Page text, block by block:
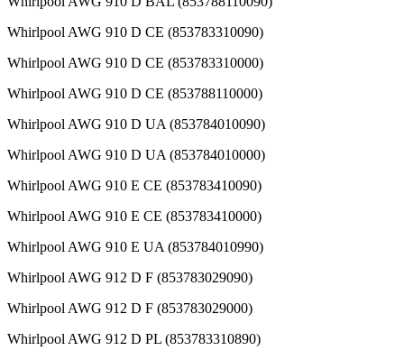
Whirlpool AWG 910 D CE (853783310090)
Whirlpool AWG 910 D CE (853783310000)
Whirlpool AWG 910 D CE (853788110000)
Whirlpool AWG 910 D UA (853784010090)
Whirlpool AWG 910 D UA (853784010000)
Whirlpool AWG 910 E CE (853783410090)
Whirlpool AWG 910 E CE (853783410000)
Whirlpool AWG 910 E UA (853784010990)
Whirlpool AWG 912 D F (853783029090)
Whirlpool AWG 912 D F (853783029000)
Whirlpool AWG 912 D PL (853783310890)